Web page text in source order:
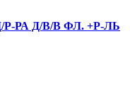
РА Д/В/В ФЛ. +Р-ЛЬ